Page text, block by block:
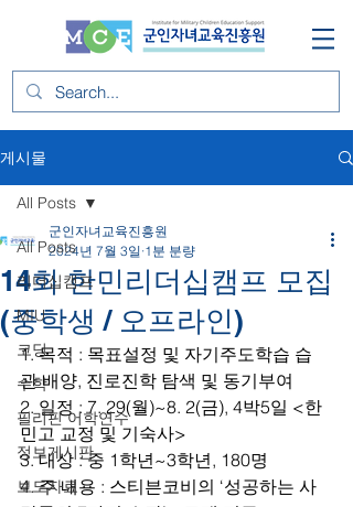
게시물
All Posts
리더십캠프
MIU
코딩
수학
필리핀 어학연수
정보게시판
보도자료
All Posts
14회 한민리더십캠프 모집
(중학생 / 오프라인)
군인자녀교육진흥원
2024년 7월 3일 1분 분량
1. 목적 : 목표설정 및 자기주도학습 습
관 배양, 진로진학 탐색 및 동기부여
2. 일정 : 7. 29(월)~8. 2(금), 4박5일 <한
민고 교정 및 기숙사>
3. 대상 : 중 1학년~3학년, 180명
4. 주 내용 : 스티븐코비의 ‘성공하는 사